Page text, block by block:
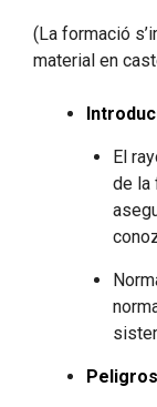
(La formació
material en
El
de la